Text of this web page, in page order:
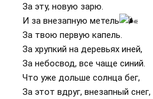
За эту, новую зарю.
И за внезапную метель
За твою первую капель.
За хрупкий на деревьях иней,
За небосвод, все чаще синий.
Что уже дольше солнца бег,
За этот вдруг, внезапный снег,